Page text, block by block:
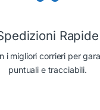
Rapide
i migliori corrieri per
puntuali e tracciabili.